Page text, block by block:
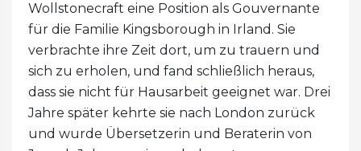
Wollstonecraft eine Position als Gouvernante
für die Familie Kingsborough in Irland. Sie
verbrachte ihre Zeit dort, um zu trauern und
sich zu erholen, und fand schließlich heraus,
dass sie nicht für Hausarbeit geeignet war. Drei
Jahre später kehrte sie nach London zurück
und wurde Übersetzerin und Beraterin von